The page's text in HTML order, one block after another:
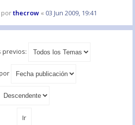
porthecrow « 03 Jun 2009, 19:41
previos: